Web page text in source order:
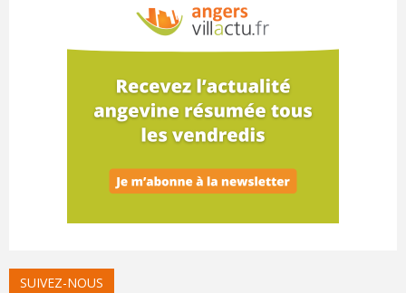
SUIVEZ-NOUS